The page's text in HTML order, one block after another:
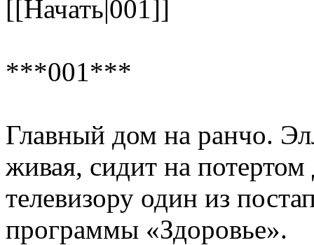
[[Начать|001]]
***001***
Главный дом на ранчо.
живая, сидит на
телевизору один из
программы «Здоровье».